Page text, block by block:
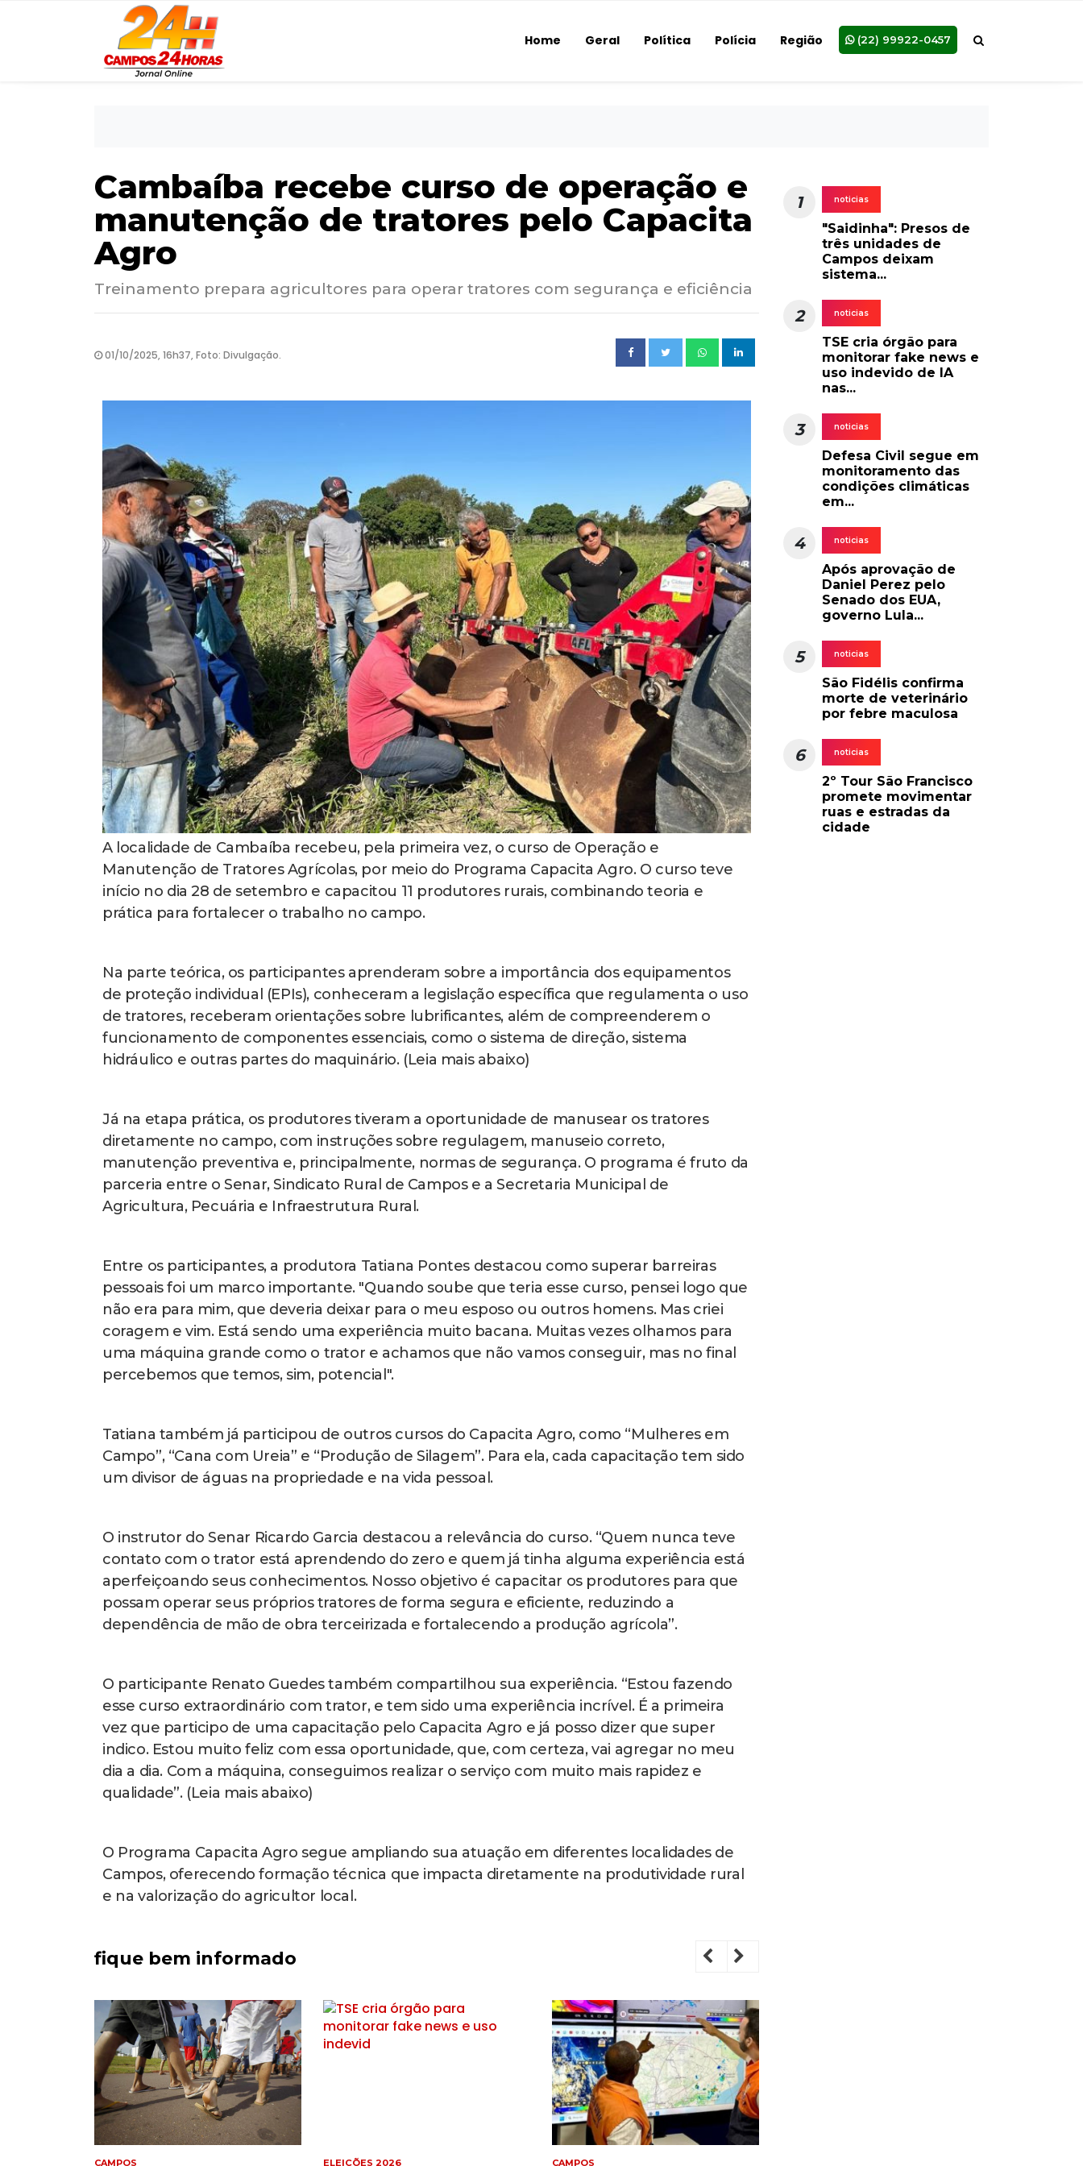
Home Geral Política Polícia Região (22) 99922-0457
Cambaíba recebe curso de operação e
manutenção de tratores pelo Capacita
Agro
Treinamento prepara agricultores para operar tratores com segurança e eficiência
01/10/2025, 16h37, Foto: Divulgação.
A localidade de Cambaíba recebeu, pela primeira vez, o curso de Operação e
Manutenção de Tratores Agrícolas, por meio do Programa Capacita Agro. O curso teve
início no dia 28 de setembro e capacitou 11 produtores rurais, combinando teoria e
prática para fortalecer o trabalho no campo.
Na parte teórica, os participantes aprenderam sobre a importância dos equipamentos
de proteção individual (EPIs), conheceram a legislação específica que regulamenta o uso
de tratores, receberam orientações sobre lubrificantes, além de compreenderem o
funcionamento de componentes essenciais, como o sistema de direção, sistema
hidráulico e outras partes do maquinário. (Leia mais abaixo)
Já na etapa prática, os produtores tiveram a oportunidade de manusear os tratores
diretamente no campo, com instruções sobre regulagem, manuseio correto,
manutenção preventiva e, principalmente, normas de segurança. O programa é fruto da
parceria entre o Senar, Sindicato Rural de Campos e a Secretaria Municipal de
Agricultura, Pecuária e Infraestrutura Rural.
Entre os participantes, a produtora Tatiana Pontes destacou como superar barreiras
pessoais foi um marco importante. "Quando soube que teria esse curso, pensei logo que
não era para mim, que deveria deixar para o meu esposo ou outros homens. Mas criei
coragem e vim. Está sendo uma experiência muito bacana. Muitas vezes olhamos para
uma máquina grande como o trator e achamos que não vamos conseguir, mas no final
percebemos que temos, sim, potencial".
Tatiana também já participou de outros cursos do Capacita Agro, como “Mulheres em
Campo”, “Cana com Ureia” e “Produção de Silagem”. Para ela, cada capacitação tem sido
um divisor de águas na propriedade e na vida pessoal.
O instrutor do Senar Ricardo Garcia destacou a relevância do curso. “Quem nunca teve
contato com o trator está aprendendo do zero e quem já tinha alguma experiência está
aperfeiçoando seus conhecimentos. Nosso objetivo é capacitar os produtores para que
possam operar seus próprios tratores de forma segura e eficiente, reduzindo a
dependência de mão de obra terceirizada e fortalecendo a produção agrícola”.
O participante Renato Guedes também compartilhou sua experiência. “Estou fazendo
esse curso extraordinário com trator, e tem sido uma experiência incrível. É a primeira
vez que participo de uma capacitação pelo Capacita Agro e já posso dizer que super
indico. Estou muito feliz com essa oportunidade, que, com certeza, vai agregar no meu
dia a dia. Com a máquina, conseguimos realizar o serviço com muito mais rapidez e
qualidade”. (Leia mais abaixo)
O Programa Capacita Agro segue ampliando sua atuação em diferentes localidades de
Campos, oferecendo formação técnica que impacta diretamente na produtividade rural
e na valorização do agricultor local.
fique bem informado Previous
ELEIÇÕES 2026 CAMPOS INTERNACIONAL
1 noticias
"Saidinha": Presos de
três unidades de
Campos deixam
sistema...
2 noticias
TSE cria órgão para
monitorar fake news e
uso indevido de IA
nas...
3 noticias
Defesa Civil segue em
monitoramento das
condições climáticas
em...
4 noticias
Após aprovação de
Daniel Perez pelo
Senado dos EUA,
governo Lula...
5 noticias
São Fidélis confirma
morte de veterinário
por febre maculosa
6 noticias
2º Tour São Francisco
promete movimentar
ruas e estradas da
cidade